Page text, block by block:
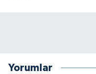
Yorumlar